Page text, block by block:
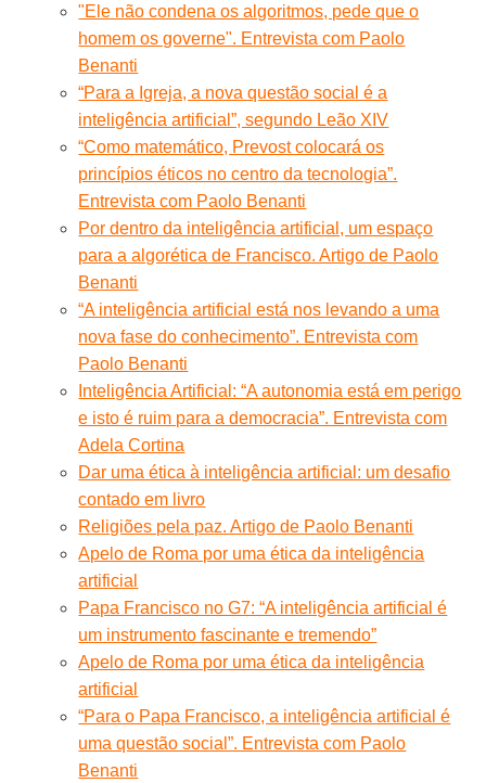
"Ele não condena os algoritmos, pede que o
homem os governe". Entrevista com Paolo
Benanti
“Para a Igreja, a nova questão social é a
inteligência artificial”, segundo Leão XIV
“Como matemático, Prevost colocará os
princípios éticos no centro da tecnologia”.
Entrevista com Paolo Benanti
Por dentro da inteligência artificial, um espaço
para a algorética de Francisco. Artigo de Paolo
Benanti
“A inteligência artificial está nos levando a uma
nova fase do conhecimento”. Entrevista com
Paolo Benanti
Inteligência Artificial: “A autonomia está em perigo
e isto é ruim para a democracia”. Entrevista com
Adela Cortina
Dar uma ética à inteligência artificial: um desafio
contado em livro
Religiões pela paz. Artigo de Paolo Benanti
Apelo de Roma por uma ética da inteligência
artificial
Papa Francisco no G7: “A inteligência artificial é
um instrumento fascinante e tremendo”
Apelo de Roma por uma ética da inteligência
artificial
“Para o Papa Francisco, a inteligência artificial é
uma questão social”. Entrevista com Paolo
Benanti